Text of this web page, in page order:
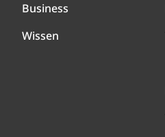
Business
Wissen